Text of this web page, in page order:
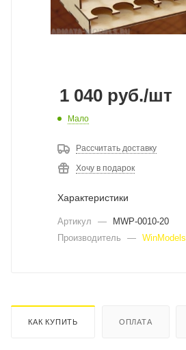
1 040 руб./шт
Мало
Рассчитать доставку
Хочу в подарок
Характеристики
Артикул —
MWP-0010-20
Производитель
— WinModels
КАК КУПИТЬ ОПЛАТА